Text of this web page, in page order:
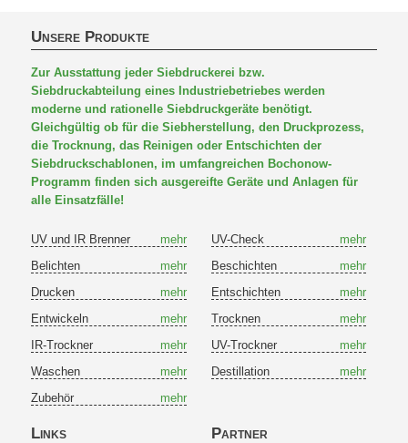
Unsere Produkte
Zur Ausstattung jeder Siebdruckerei bzw.
Siebdruckabteilung eines Industriebetriebes werden
moderne und rationelle Siebdruckgeräte benötigt.
Gleichgültig ob für die Siebherstellung, den Druckprozess,
die Trocknung, das Reinigen oder Entschichten der
Siebdruckschablonen, im umfangreichen Bochonow-
Programm finden sich ausgereifte Geräte und Anlagen für
alle Einsatzfälle!
UV und IR Brenner mehr UV-Check
mehr
Belichten
mehr Beschichten
mehr
Drucken
mehr Entschichten
mehr
Entwickeln
mehr Trocknen
mehr
IR-Trockner
mehr UV-Trockner
mehr
Waschen
mehr Destillation
mehr
Zubehör
mehr
Links Partner